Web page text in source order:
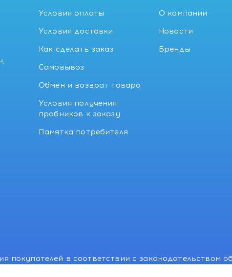
Условия оплаты
Условия доставки
Как сделать заказ
Самовывоз
Обмен и возврат товара
Условия получения
пробников к заказу
Памятка потребителя
О компании
Новости
Бренды
покупателей в соответствии с законодательством